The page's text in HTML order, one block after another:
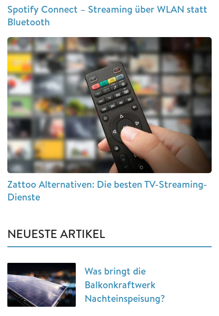
Spotify Connect – Streaming über WLAN statt
Bluetooth
Zattoo Alternativen: Die besten TV-Streaming-
Dienste
NEUESTE ARTIKEL
Was bringt die
Balkonkraftwerk
Nachteinspeisung?